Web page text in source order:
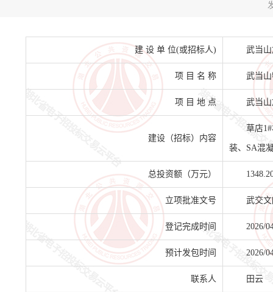
建 设 单 位(或招标人) 武当
项 目 名 称 武当
项 目 地 点 武当
建设（招标）内容
草店
装、SA混
总投资额（万元）
立项批准文号 武交
登记完成时间 2026/
预计发包时间 2026/
联系人 田云